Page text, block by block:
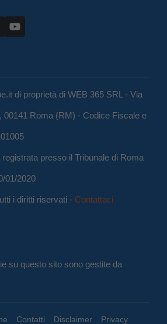
di proprietà di WEB 365 SRL - Via
00141 Roma (RM) - Codice Fiscale e
presso il Tribunale di Roma
01/2020
i diritti riservati - Contattaci
su questo sito sono gestite da
Contatti Disclaimer Privacy